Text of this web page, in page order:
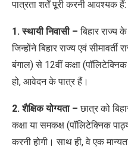
पात्रता शर्तें पूरी करनी आवश्यक हैं:
1. स्थायी निवासी –बिहार राज्य
जिन्होंने बिहार राज्य एवं सीमावर्ती
बंगाल) से 12वीं कक्षा (
हो, आवेदन के पात्र हैं ।
2. शैक्षिक योग्यता –छात्र को
कक्षा या समकक्ष (पॉलिटेक्निक
करनी होगी। साथ ही, वे एक